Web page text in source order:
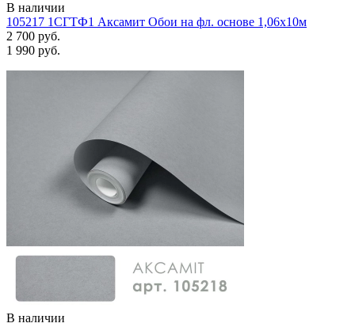
В наличии
105217 1СГТФ1 Аксамит Обои на фл. основе 1,06х10м
2 700 руб.
1 990 руб.
В наличии